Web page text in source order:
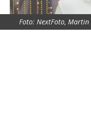
Foto: NextFoto, Martin